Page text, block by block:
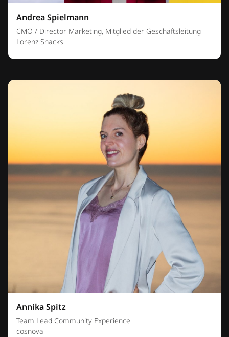
Andrea Spielmann
CMO / Director Marketing, Mitglied der Geschäftsleitung
Lorenz Snacks
Annika Spitz
Team Lead Community Experience
cosnova